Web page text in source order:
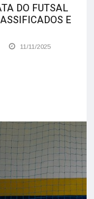
DO FUTSAL
E
11/11/2025